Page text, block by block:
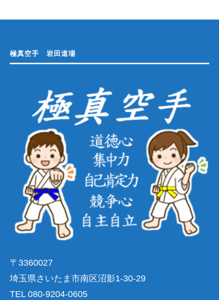
極真空手 岩田道場
〒3360027
埼玉県さいたま市南区沼影1-30-29
TEL 080-9204-0605